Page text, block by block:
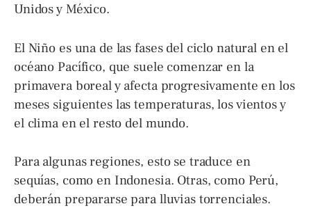
Unidos y México.
El Niño es una de las fases del ciclo natural en el
océano Pacífico, que suele comenzar en la
primavera boreal y afecta progresivamente en los
meses siguientes las temperaturas, los vientos y
el clima en el resto del mundo.
Para algunas regiones, esto se traduce en
sequías, como en Indonesia. Otras, como Perú,
deberán prepararse para lluvias torrenciales.